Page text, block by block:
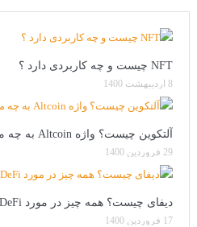
NFT چیست و چه کاربردی دارد ؟
8 اردیبهشت 1400
آلتکوین چیست؟ واژه Altcoin به چه معناست؟
29 فروردین 1400
دیفای چیست؟ همه چیز در مورد DeFi
17 فروردین 1400